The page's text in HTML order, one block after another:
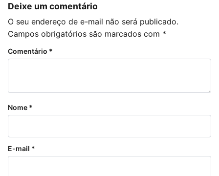
Deixe um comentário
O seu endereço de e-mail não será publicado.
Campos obrigatórios são marcados com *
Comentário *
Nome *
E-mail *